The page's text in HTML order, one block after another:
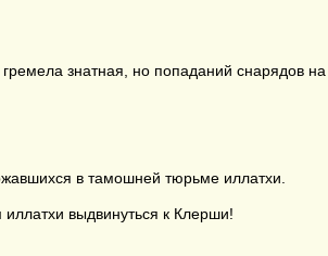
знатная, но попаданий снарядов на
в тамошней тюрьме иллатхи.
выдвинуться к Клерши!